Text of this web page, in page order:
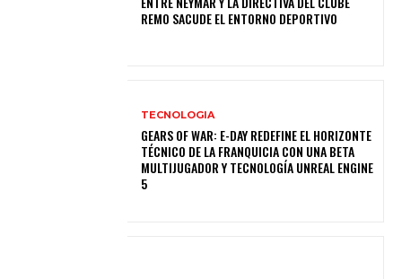
REMO SACUDE EL ENTORNO DEPORTIVO
TECNOLOGIA
GEARS OF WAR: E-DAY REDEFINE EL HORIZONTE
TÉCNICO DE LA FRANQUICIA CON UNA BETA
MULTIJUGADOR Y TECNOLOGÍA UNREAL ENGINE
5